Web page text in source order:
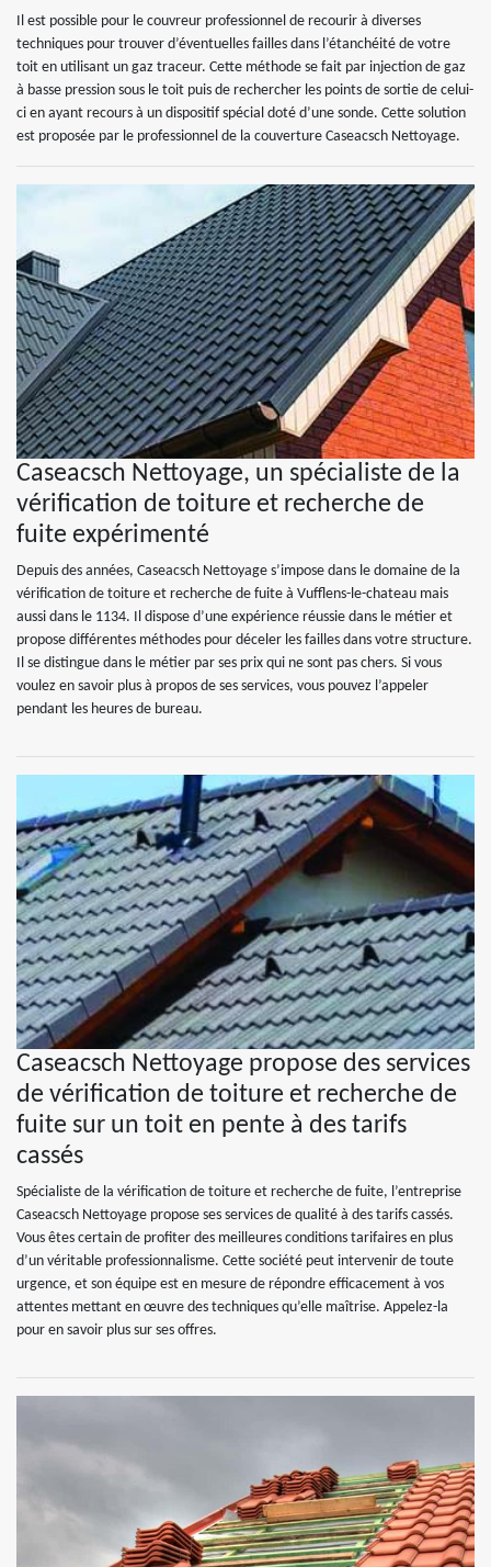
Il est possible pour le couvreur professionnel de recourir à diverses
techniques pour trouver d’éventuelles failles dans l’étanchéité de votre
toit en utilisant un gaz traceur. Cette méthode se fait par injection de gaz
à basse pression sous le toit puis de rechercher les points de sortie de celui-
ci en ayant recours à un dispositif spécial doté d’une sonde. Cette solution
est proposée par le professionnel de la couverture Caseacsch Nettoyage.
Caseacsch Nettoyage, un spécialiste de la
vérification de toiture et recherche de
fuite expérimenté
Depuis des années, Caseacsch Nettoyage s’impose dans le domaine de la
vérification de toiture et recherche de fuite à Vufflens-le-chateau mais
aussi dans le 1134. Il dispose d’une expérience réussie dans le métier et
propose différentes méthodes pour déceler les failles dans votre structure.
Il se distingue dans le métier par ses prix qui ne sont pas chers. Si vous
voulez en savoir plus à propos de ses services, vous pouvez l’appeler
pendant les heures de bureau.
Caseacsch Nettoyage propose des services
de vérification de toiture et recherche de
fuite sur un toit en pente à des tarifs
cassés
Spécialiste de la vérification de toiture et recherche de fuite, l’entreprise
Caseacsch Nettoyage propose ses services de qualité à des tarifs cassés.
Vous êtes certain de profiter des meilleures conditions tarifaires en plus
d’un véritable professionnalisme. Cette société peut intervenir de toute
urgence, et son équipe est en mesure de répondre efficacement à vos
attentes mettant en œuvre des techniques qu’elle maîtrise. Appelez-la
pour en savoir plus sur ses offres.